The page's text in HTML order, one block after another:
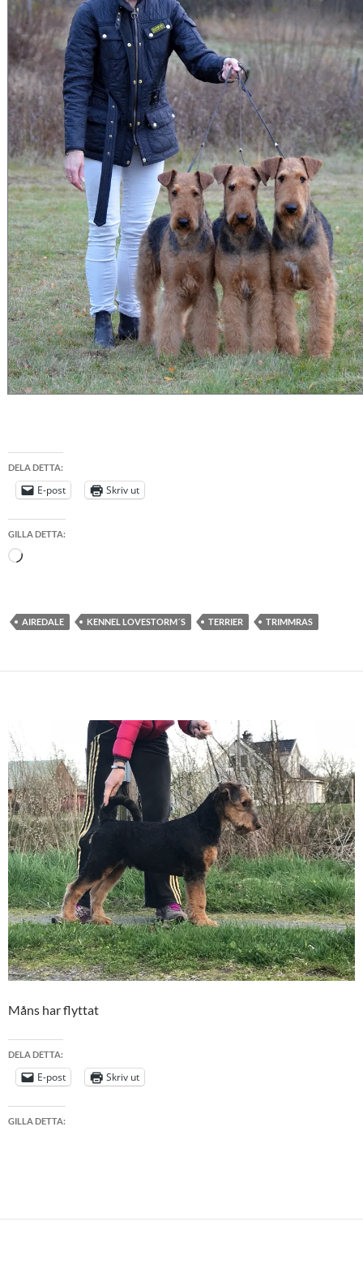
DELA DETTA:
E-post Skriv ut
GILLA DETTA:
Laddar
AIREDALE KENNEL LOVESTORM´S TERRIER TRIMMRAS
Måns har flyttat
DELA DETTA:
E-post Skriv ut
GILLA DETTA: